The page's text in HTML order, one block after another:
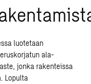
luotetaan
ala-
jonka rakenteissa
Lopulta